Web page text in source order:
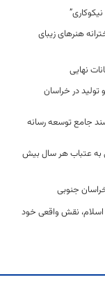
هنرهای زیبای
نهایی
تسهیلات تبصره ۱۸ اشتغال و تولید در خراسان
جامع توسعه رسانه
به عتباب هر سال بیش
جنوبی
اسلام، نقش واقعی خود